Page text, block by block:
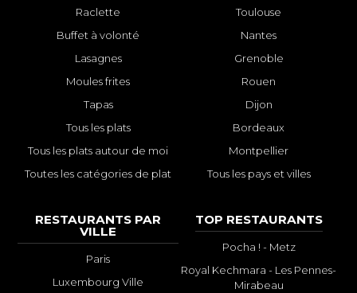
Raclette
Buffet à volonté
Lasagnes
Moules frites
Tapas
Tous les plats
Tous les plats autour de moi
Toutes les catégories de plat
Toulouse
Nantes
Grenoble
Rouen
Dijon
Bordeaux
Montpellier
Tous les pays et villes
RESTAURANTS PAR
VILLE
Paris
Luxembourg Ville
TOP RESTAURANTS
Pocha ! - Metz
Royal Kechmara - Les Pennes-
Mirabeau